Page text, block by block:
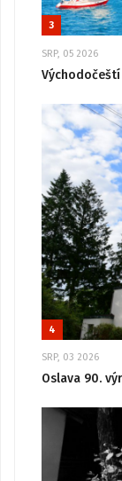
3
SRP, 05 2026
4
SRP, 03 2026
Oslava 90.